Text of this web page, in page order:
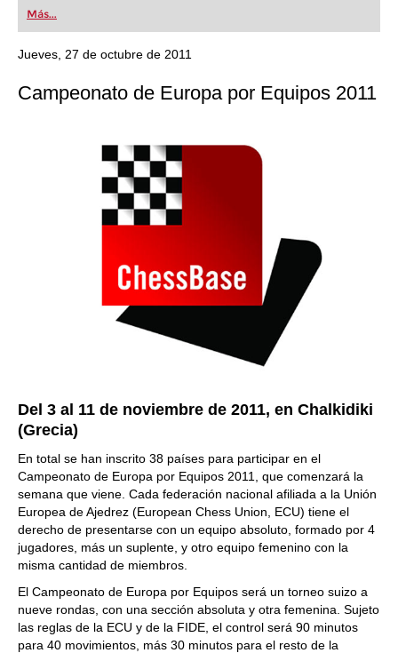
first steps into the world of club chess, or already
playing at a tournament level: with FRITZ, you can
train more efficiently, intelligently and with a
more personalised approach than ever before.
Más...
Jueves, 27 de octubre de 2011
Campeonato de Europa por Equipos 2011
Del 3 al 11 de noviembre de 2011, en Chalkidiki
(Grecia)
En total se han inscrito 38 países para participar en el
Campeonato de Europa por Equipos 2011, que comenzará la
semana que viene. Cada federación nacional afiliada a la Unión
Europea de Ajedrez (European Chess Union, ECU) tiene el
derecho de presentarse con un equipo absoluto, formado por 4
jugadores, más un suplente, y otro equipo femenino con la
misma cantidad de miembros.
El Campeonato de Europa por Equipos será un torneo suizo a
nueve rondas, con una sección absoluta y otra femenina. Sujeto
las reglas de la ECU y de la FIDE, el control será 90 minutos
para 40 movimientos, más 30 minutos para el resto de la